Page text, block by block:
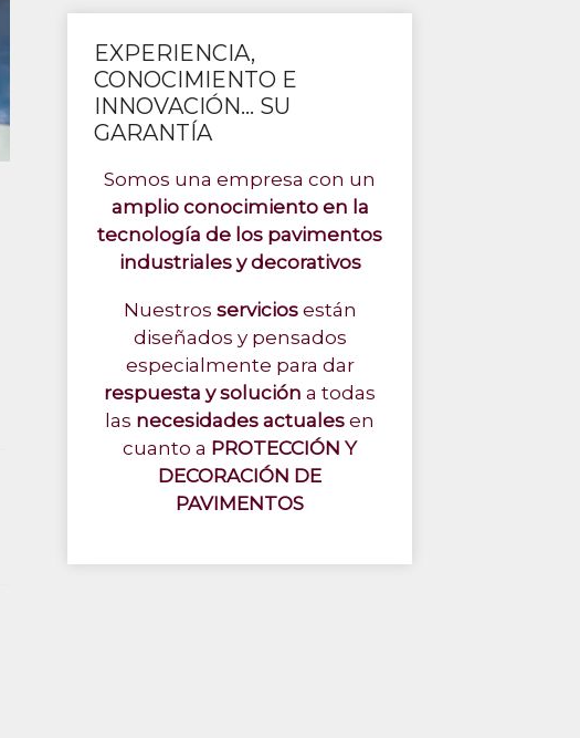
EXPERIENCIA,
CONOCIMIENTO E
INNOVACIÓN... SU
GARANTÍA
Somos una empresa con un
amplio conocimiento en la
tecnología de los pavimentos
industriales y decorativos
Nuestros servicios están
diseñados y pensados
especialmente para dar
respuesta y solución a todas
las necesidades actuales en
cuanto a PROTECCIÓN Y
DECORACIÓN DE
PAVIMENTOS